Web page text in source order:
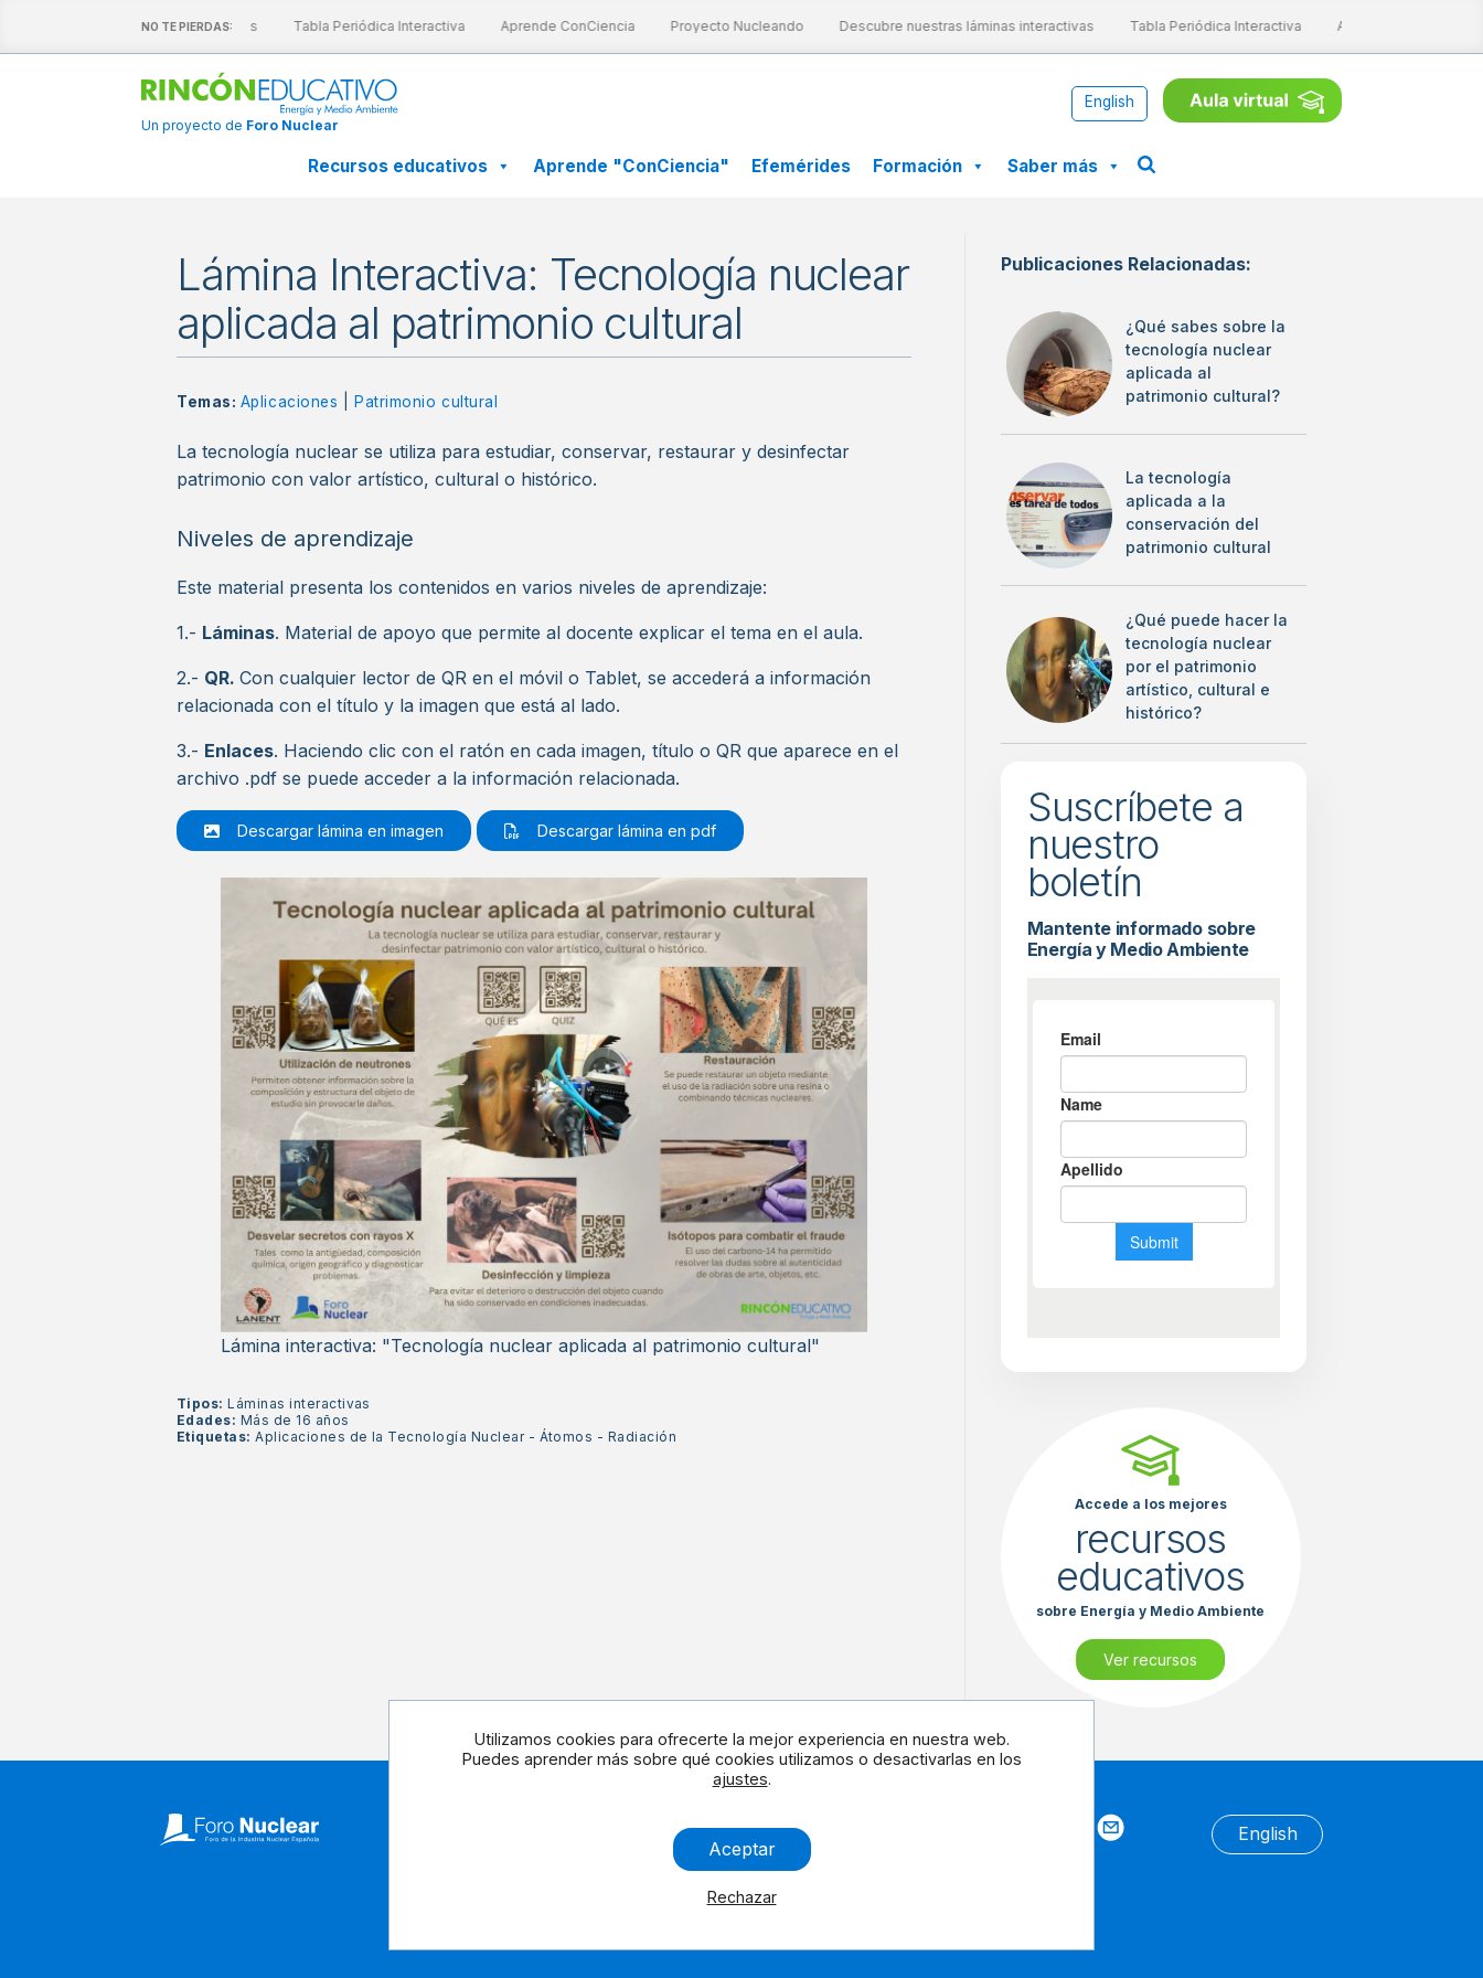
NO TE PIERDAS:
nuestras láminas interactivas Tabla Periódica Interactiva Aprende ConCiencia Proyecto Nucleando Descubre nuestras láminas interactivas Tabla Periódica Interactiva Aprende ConCiencia
Un proyecto de Foro Nuclear
English
Recursos educativos Aprende "ConCiencia" Efemérides Formación Saber más
Lámina Interactiva: Tecnología nuclear
aplicada al patrimonio cultural
Temas: Aplicaciones Patrimonio cultural
La tecnología nuclear se utiliza para estudiar, conservar, restaurar y desinfectar
patrimonio con valor artístico, cultural o histórico.
Niveles de aprendizaje
Este material presenta los contenidos en varios niveles de aprendizaje:
1.- Láminas. Material de apoyo que permite al docente explicar el tema en el aula.
2.- QR. Con cualquier lector de QR en el móvil o Tablet, se accederá a información
relacionada con el título y la imagen que está al lado.
3.- Enlaces. Haciendo clic con el ratón en cada imagen, título o QR que aparece en el
archivo .pdf se puede acceder a la información relacionada.
Descargar lámina en imagen Descargar lámina en pdf
Lámina interactiva: "Tecnología nuclear aplicada al patrimonio cultural"
Tipos:Láminas interactivas
Edades: Más de 16 años
Etiquetas:Aplicaciones de la Tecnología Nuclear- Átomos - Radiación
Publicaciones Relacionadas:
¿Qué sabes sobre la
tecnología nuclear
aplicada al
patrimonio cultural?
La tecnología
aplicada a la
conservación del
patrimonio cultural
¿Qué puede hacer la
tecnología nuclear
por el patrimonio
artístico, cultural e
histórico?
Suscríbete a
nuestro
boletín
Mantente informado sobre
Energía y Medio Ambiente
Accede a los mejores
recursos
educativos
sobre Energía y Medio Ambiente
Ver recursos
English
Utilizamos cookies para ofrecerte la mejor experiencia en nuestra web.
Puedes aprender más sobre qué cookies utilizamos o desactivarlas en los
ajustes.
Aceptar
Rechazar